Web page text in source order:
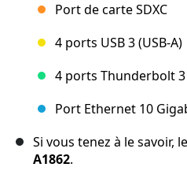
Port de carte SDXC
4 ports USB 3 (USB-A)
4 ports Thunderbolt 3
Port Ethernet 10
Si vous tenez à le savoir,
A1862.